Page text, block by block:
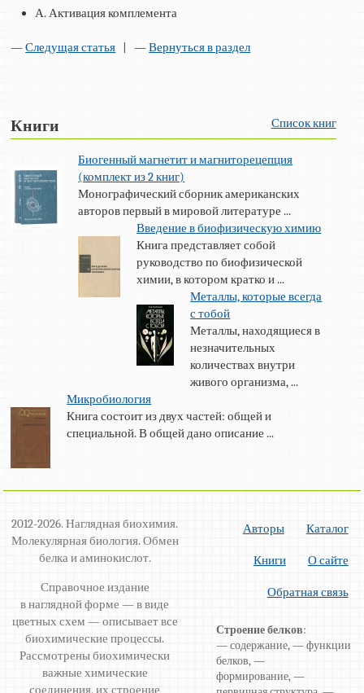
А. Активация комплемента
—Следущая статья | —Вернуться в раздел
Книги Список книг
Биогенный магнетит и магниторецепция
(комплект из 2 книг)
Монографический сборник американских
авторов первый в мировой литературе ...
Введение в биофизическую химию
Книга представляет собой
руководство по биофизической
химии, в котором кратко и ...
Металлы, которые всегда
с тобой
Металлы, находящиеся в
незначительных
количествах внутри
живого организма, ...
Микробиология
Книга состоит из двух частей: общей и
специальной. В общей дано описание ...
2012-2026. Наглядная биохимия.
Молекулярная биология. Обмен
белка и аминокислот.
Справочное издание
в наглядной форме — в виде
цветных схем — описывает все
биохимические процессы.
Рассмотрены биохимически
важные химические
соединения, их строение
Авторы Каталог
Книги О сайте
Обратная связь
Строение белков:
— содержание, — функции
белков, —
формирование, —